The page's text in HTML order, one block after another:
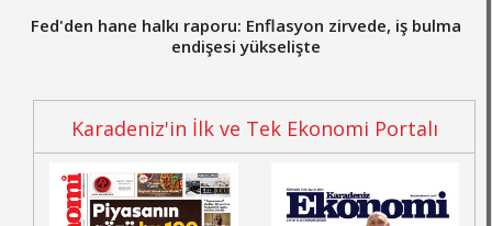
Fed'den hane halkı raporu: Enflasyon zirvede, iş bulma
endişesi yükselişte
Karadeniz'in İlk ve Tek Ekonomi Portalı